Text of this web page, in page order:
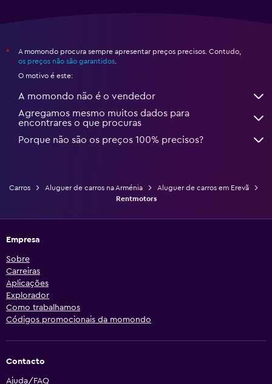
*
A momondo procura sempre apresentar preços precisos. Contudo,
os preços não são garantidos.
O motivo é este:
A momondo não é o vendedor
Agregamos mesmo muitos dados para
encontrares o que procuras
Porque não são os preços 100% precisos?
Carros Aluguer de carros na Arménia
Aluguer de carros em Erevã
Rentmotors
Empresa
Sobre
Carreiras
Aplicações
Explorador
Como trabalhamos
Códigos promocionais da momondo
Contacto
Ajuda/FAQ